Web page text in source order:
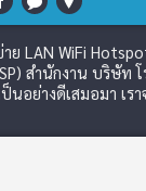
ย LAN WiFi
สำนักงาน บริษั
อย่างดีเสมอมา เ